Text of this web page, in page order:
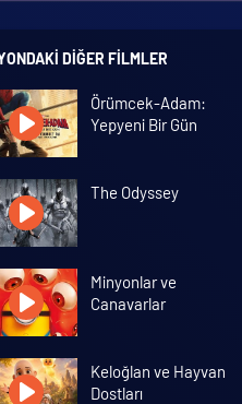
DIĞER FILMLER
Örümcek-Adam:
Yepyeni Bir Gün
The Odyssey
Minyonlar ve
Canavarlar
Keloğlan ve Hayvan
Dostları